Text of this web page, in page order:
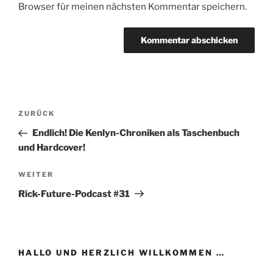
Browser für meinen nächsten Kommentar speichern.
Beitragsnavigation
Vorheriger
Beitrag
ZURÜCK
Endlich! Die Kenlyn-Chroniken als Taschenbuch
und Hardcover!
Nächster
Beitrag
WEITER
Rick-Future-Podcast #31
HALLO UND HERZLICH WILLKOMMEN …